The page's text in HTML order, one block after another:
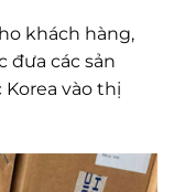
khách hàng,
đưa các sản
vào thị